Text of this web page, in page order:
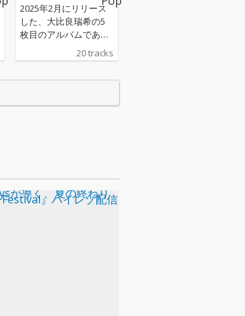
2025年2月にリリース
した、大比良瑞希の5
枚目のアルバムであ
り、自主レーベルFeta
nuから1枚目の作品と
音楽業界からも注目を
集め直し、12月にはLP
の発売も決定。 ボーナ
20 tracks